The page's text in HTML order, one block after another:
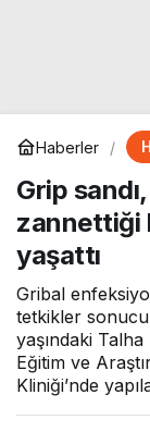
Haberler
Grip
zannettiği
yaşattı
Gribal
tetkikler
yaşındaki
Eğitim ve
Kliniği’nde